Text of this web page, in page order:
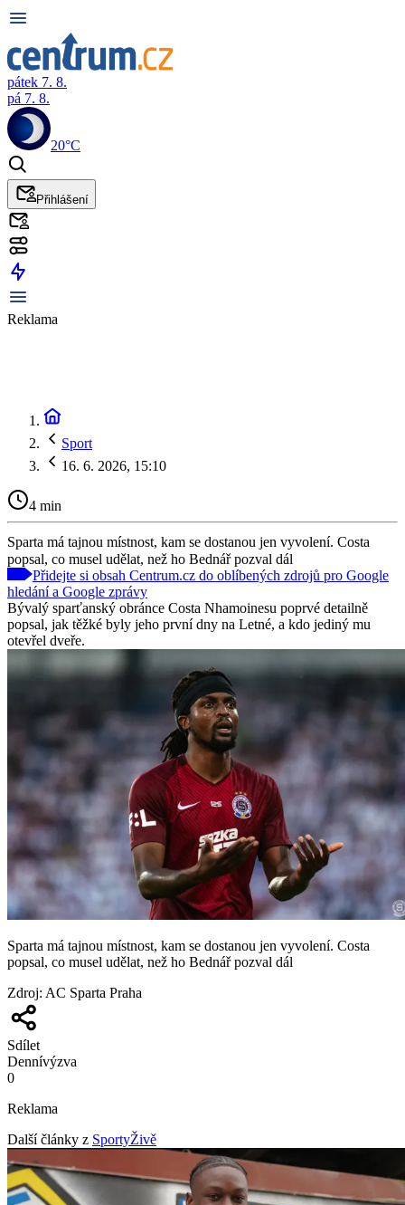
pátek 7. 8.
pá 7. 8.
20°C
Přihlášení
Reklama
Sport
16. 6. 2026, 15:10
4 min
Sparta má tajnou místnost, kam se dostanou jen vyvolení. Costa
popsal, co musel udělat, než ho Bednář pozval dál
Přidejte si obsah Centrum.cz do oblíbených zdrojů pro Google
hledání a Google zprávy
Bývalý sparťanský obránce Costa Nhamoinesu poprvé detailně
popsal, jak těžké byly jeho první dny na Letné, a kdo jediný mu
otevřel dveře.
Sparta má tajnou místnost, kam se dostanou jen vyvolení. Costa
popsal, co musel udělat, než ho Bednář pozval dál
Zdroj: AC Sparta Praha
Sdílet
Dennívýzva
0
Reklama
Další články z SportyŽivě